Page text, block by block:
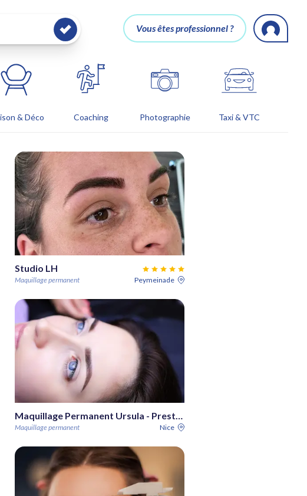
Vous êtes professionnel ?
& Déco Coaching Photographie Taxi & VTC
Studio LH
Maquillage permanent Peymeinade
Maquillage Permanent Ursula - Prestige Make-Up
Maquillage permanent Nice